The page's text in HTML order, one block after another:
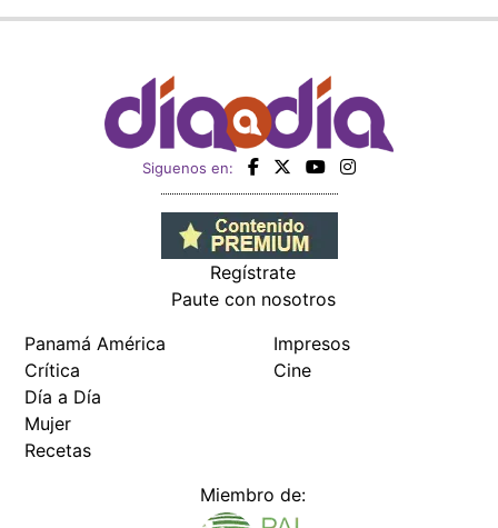
Siguenos en:
Regístrate
Paute con nosotros
Panamá América
Crítica
Día a Día
Mujer
Recetas
Impresos
Cine
Miembro de: